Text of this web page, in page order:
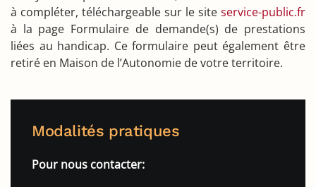
à compléter, téléchargeable sur le site service-public.fr
à la page Formulaire de demande(s) de prestations
liées au handicap. Ce formulaire peut également être
retiré en Maison de l’Autonomie de votre territoire.
Modalités pratiques
Pour nous contacter: